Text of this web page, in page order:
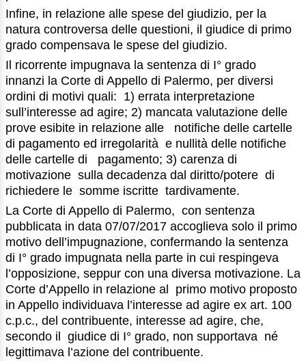
Infine, in relazione alle spese del giudizio, per la
natura controversa delle questioni, il giudice di primo
grado compensava le spese del giudizio.
Il ricorrente impugnava la sentenza di I° grado
innanzi la Corte di Appello di Palermo, per diversi
ordini di motivi quali: 1) errata interpretazione
sull’interesse ad agire; 2) mancata valutazione delle
prove esibite in relazione alle notifiche delle cartelle
di pagamento ed irregolarità e nullità delle notifiche
delle cartelle di pagamento; 3) carenza di
motivazione sulla decadenza dal diritto/potere di
richiedere le somme iscritte tardivamente.
La Corte di Appello di Palermo, con sentenza
pubblicata in data 07/07/2017 accoglieva solo il primo
motivo dell’impugnazione, confermando la sentenza
di I° grado impugnata nella parte in cui respingeva
l’opposizione, seppur con una diversa motivazione. La
Corte d’Appello in relazione al primo motivo proposto
in Appello individuava l’interesse ad agire ex art. 100
c.p.c., del contribuente, interesse ad agire, che,
secondo il giudice di I° grado, non supportava né
legittimava l’azione del contribuente.